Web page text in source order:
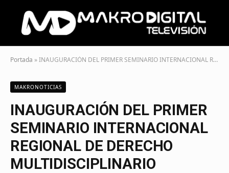
Portada »INAUGURACIÓN DEL PRIMER SEMINARIO INTERNACIONAL REGIONAL DE DERECHO MULTIDISCIPLINARIO
MAKRONOTICIAS
INAUGURACIÓN DEL PRIMER
SEMINARIO INTERNACIONAL
REGIONAL DE DERECHO
MULTIDISCIPLINARIO